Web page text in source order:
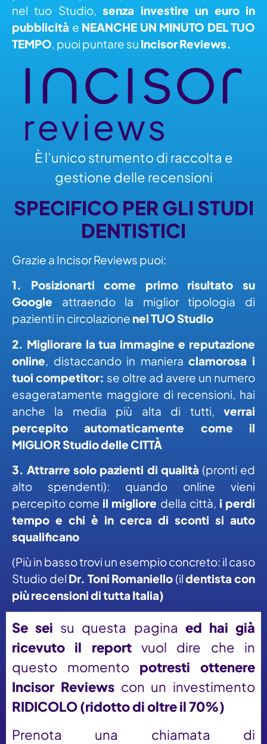
nel tuo Studio,senza investire un euro in
pubblicità e NEANCHE UN MINUTO DEL TUO
TEMPO, puoi puntare su Incisor Reviews.
È l’unico strumento di raccolta e
gestione delle recensioni
SPECIFICO PER GLI STUDI
DENTISTICI
Grazie a Incisor Reviews puoi:
1. Posizionarti come primo risultato su
Google attraendo la miglior tipologia di
pazienti in circolazione nel TUO Studio
2. Migliorare la tua immagine e reputazione
online , distaccando in manieraclamorosa i
tuoi competitor: se oltre ad avere un numero
esageratamente maggiore di recensioni, hai
anche la media più alta di tutti, verrai
percepito automaticamente come il
MIGLIOR Studio delle CITTÀ
3. Attrarre solo pazienti di qualità (pronti ed
alto spendenti): quando online vieni
percepito come il migliore della città, i perdi
tempo e chi è in cerca di sconti si auto
squalificano
(Più in basso trovi un esempio concreto: il caso
Studio del Dr. Toni Romaniello (ildentista con
più recensionidi tutta Italia)
Se sei su questa pagina ed hai già
ricevuto il reportvuol dire che in
questo momento potresti ottenere
Incisor Reviewscon un investimento
RIDICOLO (ridotto di oltre il 70%)
Prenota una chiamata di